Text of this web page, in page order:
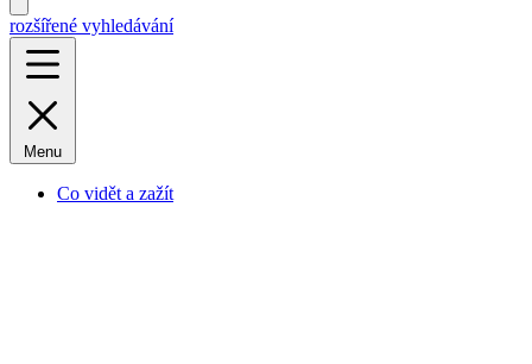
rozšířené vyhledávání
Menu
Co vidět a zažít